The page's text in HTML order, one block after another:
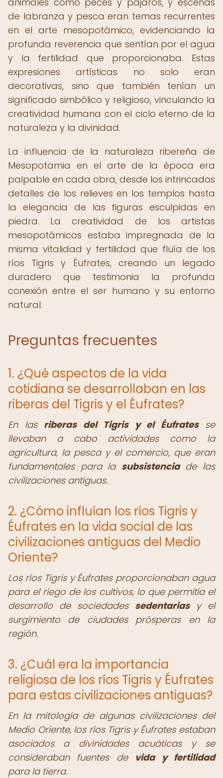
de labranza y pesca eran temas recurrentes
en el arte mesopotámico, evidenciando la
profunda reverencia que sentían por el agua
y la fertilidad que proporcionaba. Estas
expresiones artísticas no solo eran
decorativas, sino que también tenían un
significado simbólico y religioso, vinculando la
creatividad humana con el ciclo eterno de la
naturaleza y la divinidad.
La influencia de la naturaleza ribereña de
Mesopotamia en el arte de la época era
palpable en cada obra, desde los intrincados
detalles de los relieves en los templos hasta
la elegancia de las figuras esculpidas en
piedra. La creatividad de los artistas
mesopotámicos estaba impregnada de la
misma vitalidad y fertilidad que fluía de los
ríos Tigris y Éufrates, creando un legado
duradero que testimonia la profunda
conexión entre el ser humano y su entorno
natural.
Preguntas frecuentes
1. ¿Qué aspectos de la vida
cotidiana se desarrollaban en las
riberas del Tigris y el Éufrates?
En las riberas del Tigris y el Éufratesse
llevaban a cabo actividades como la
agricultura, la pesca y el comercio, que eran
fundamentales para la subsistenciade las
civilizaciones antiguas.
2. ¿Cómo influían los ríos Tigris y
Éufrates en la vida social de las
civilizaciones antiguas del Medio
Oriente?
Los ríos Tigris y Éufrates proporcionaban agua
para el riego de los cultivos, lo que permitía el
desarrollo de sociedades sedentariasy el
surgimiento de ciudades prósperas en la
región.
3. ¿Cuál era la importancia
religiosa de los ríos Tigris y Éufrates
para estas civilizaciones antiguas?
En la mitología de algunas civilizaciones del
Medio Oriente, los ríos Tigris y Éufrates estaban
asociados a divinidades acuáticas y se
consideraban fuentes de vida y fertilidad
para la tierra.